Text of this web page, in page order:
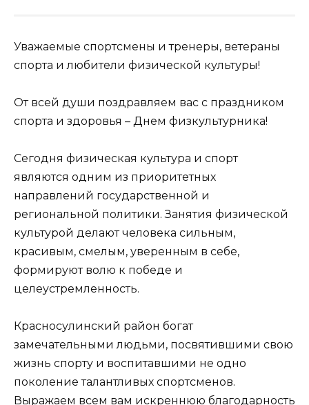
Уважаемые спортсмены и тренеры, ветераны
спорта и любители физической культуры!
От всей души поздравляем вас с праздником
спорта и здоровья – Днем физкультурника!
Сегодня физическая культура и спорт
являются одним из приоритетных
направлений государственной и
региональной политики. Занятия физической
культурой делают человека сильным,
красивым, смелым, уверенным в себе,
формируют волю к победе и
целеустремленность.
Красносулинский район богат
замечательными людьми, посвятившими свою
жизнь спорту и воспитавшими не одно
поколение талантливых спортсменов.
Выражаем всем вам искреннюю благодарность